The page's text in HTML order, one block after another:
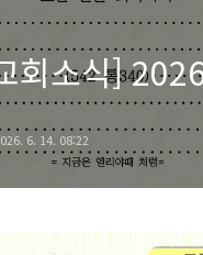
회소식]
6. 14. 08:22